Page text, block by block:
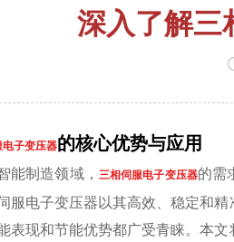
深入了解三
电子变压器的核心优势与应用
能制造领域， 三相伺服电子变压器的需
服电子变压器以其高效、稳定和
表现和节能优势都广受青睐。本